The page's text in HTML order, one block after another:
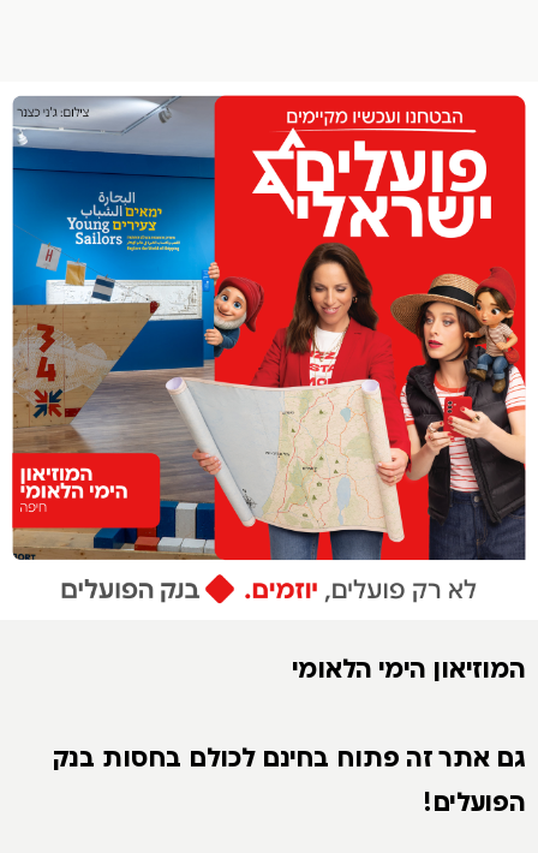
הפרופיל שלי
התנתק
המוזיאון הימי הלאומי
גם אתר זה פתוח בחינם לכולם בחסות בנק
הפועלים!